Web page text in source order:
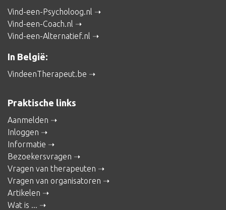
Vind-een-Psycholoog.nl
Vind-een-Coach.nl
Vind-een-Alternatief.nl
In België:
VindeenTherapeut.be
Praktische links
Aanmelden
Inloggen
Informatie
Bezoekersvragen
Vragen van therapeuten
Vragen van organisatoren
Artikelen
Wat is ...